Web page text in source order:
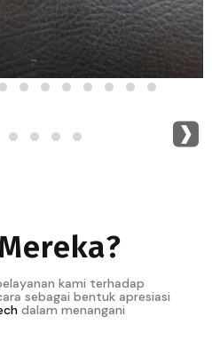
›
kami terhadap
sebagai bentuk apresiasi
dalam menangani